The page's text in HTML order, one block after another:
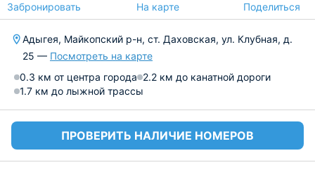
Забронировать На карте Поделиться
Адыгея, Майкопский р-н, ст. Даховская, ул. Клубная, д.
25 — Посмотреть на карте
0.3 км от центра города 2.2 км до канатной дороги
1.7 км до лыжной трассы
ПРОВЕРИТЬ НАЛИЧИЕ НОМЕРОВ